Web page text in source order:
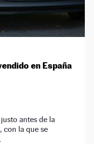
en España
antes de la
con la que se